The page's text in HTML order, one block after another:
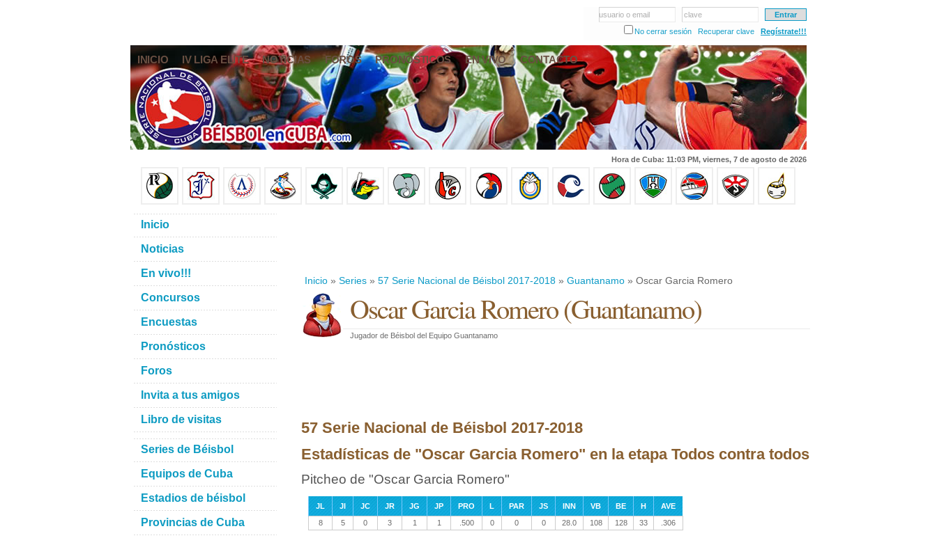
usuario o email
clave
No cerrar sesión
Recuperar clave Regístrate!!!
INICIO IV LIGA ELITE NOTICIAS FOROS PRONÓSTICOS EN VIVO CONTACTO
Hora de Cuba: 11:03 PM, viernes, 7 de agosto de 2026
Inicio » Series » 57 Serie Nacional de Béisbol 2017-2018 » Guantanamo » Oscar Garcia Romero
Oscar Garcia Romero(Guantanamo)
Jugador de Béisbol del Equipo Guantanamo
57 Serie Nacional de Béisbol 2017-2018
Estadísticas de "Oscar Garcia Romero" en la etapa Todos contra todos
Pitcheo de "Oscar Garcia Romero"
JL JI JC JR JG JP PRO L PAR JS INN VB BE H
AVE
8
5 0 3 1 1 .500 0 0 0 28.0 108 128 33 .306
Inicio
Noticias
En vivo!!!
Concursos
Encuestas
Pronósticos
Foros
Invita a tus amigos
Libro de visitas
Series de Béisbol
Equipos de Cuba
Estadios de béisbol
Provincias de Cuba